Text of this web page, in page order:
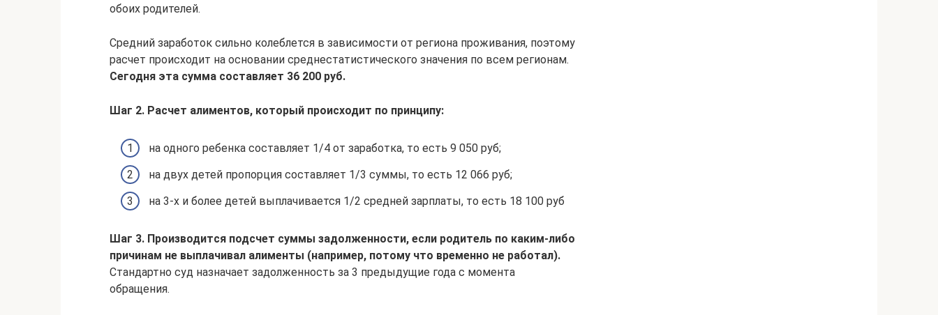
обоих родителей.
Средний заработок сильно колеблется в зависимости от региона проживания, поэтому
расчет происходит на основании среднестатистического значения по всем регионам.
Сегодня эта сумма составляет 36 200 руб.
Шаг 2. Расчет алиментов, который происходит по принципу:
на одного ребенка составляет 1/4 от заработка, то есть 9 050 руб;
на двух детей пропорция составляет 1/3 суммы, то есть 12 066 руб;
на 3-х и более детей выплачивается 1/2 средней зарплаты, то есть 18 100 руб
Шаг 3. Производится подсчет суммы задолженности, если родитель по каким-либо
причинам не выплачивал алименты (например, потому что временно не работал).
Стандартно суд назначает задолженность за 3 предыдущие года с момента
обращения.